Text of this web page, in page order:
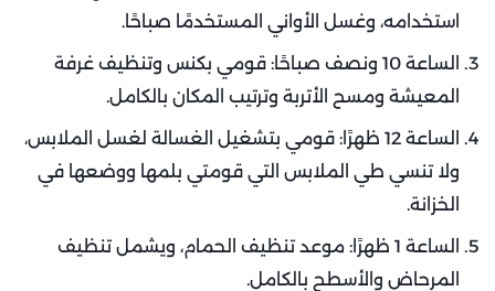
استخدامه، وغسل الأواني المستخدمًا صباحًا.
الساعة 10 ونصف صباحًا: قومي بكنس وتنظيف غرفة
المعيشة ومسح الأتربة وترتيب المكان بالكامل.
الساعة 12 ظهرًا: قومي بتشغيل الغسالة لغسل الملابس،
ولا تنسي طي الملابس التي قومتي بلمها ووضعها في
الخزانة.
الساعة 1 ظهرًا: موعد تنظيف الحمام، ويشمل تنظيف
المرحاض والأسطح بالكامل.